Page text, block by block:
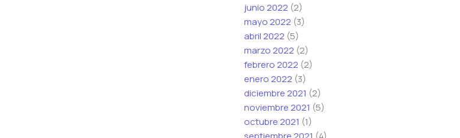
junio 2022 (2)
mayo 2022 (3)
abril 2022 (5)
marzo 2022 (2)
febrero 2022 (2)
enero 2022 (3)
diciembre 2021 (2)
noviembre 2021 (5)
octubre 2021 (1)